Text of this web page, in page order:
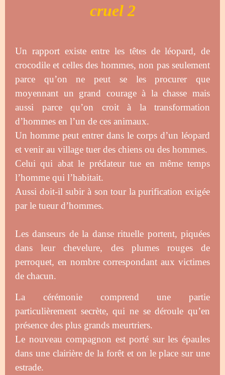
cruel 2
Un rapport existe entre les têtes de léopard, de
crocodile et celles des hommes, non pas seulement
parce qu’on ne peut se les procurer que
moyennant un grand courage à la chasse mais
aussi parce qu’on croit à la transformation
d’hommes en l’un de ces animaux.
Un homme peut entrer dans le corps d’un léopard
et venir au village tuer des chiens ou des hommes.
Celui qui abat le prédateur tue en même temps
l’homme qui l’habitait.
Aussi doit-il subir à son tour la purification exigée
par le tueur d’hommes.
Les danseurs de la danse rituelle portent, piquées
dans leur chevelure, des plumes rouges de
perroquet, en nombre correspondant aux victimes
de chacun.
La cérémonie comprend une partie
particulièrement secrète, qui ne se déroule qu’en
présence des plus grands meurtriers.
Le nouveau compagnon est porté sur les épaules
dans une clairière de la forêt et on le place sur une
estrade.